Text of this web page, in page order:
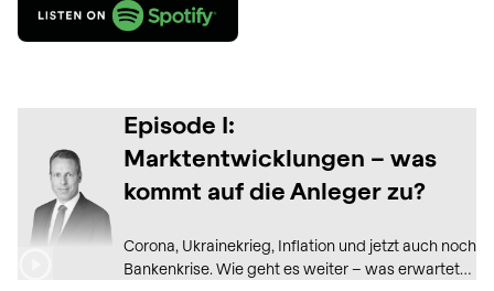
Episode I:
Marktentwicklungen – was
kommt auf die Anleger zu?
Corona, Ukrainekrieg, Inflation und jetzt auch noch
Bankenkrise. Wie geht es weiter – was erwartet